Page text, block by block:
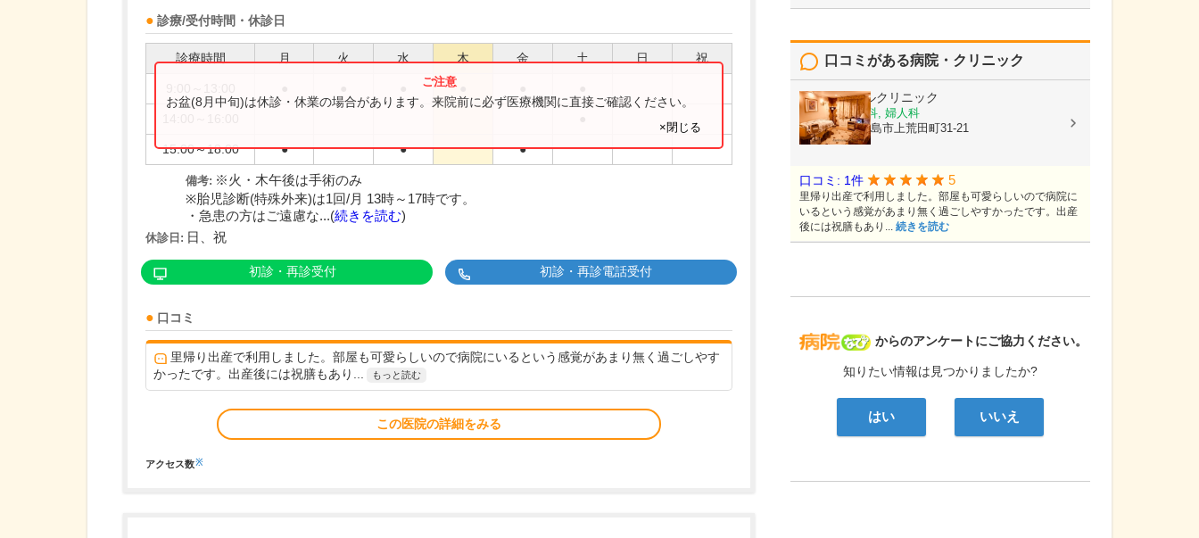
診療/受付時間・休診日
診療時間 月 火 水 木 金 土 日 祝
15:00～18:00 ● ● ●
お盆(8月中旬)は休診・休業の場合があります。来院前に必ず医療機関に直接ご確認ください。
×閉じる
備考: ※火・木午後は手術のみ
※胎児診断(特殊外来)は1回/月 13時～17時です。
・急患の方はご遠慮な...(続きを読む)
休診日: 日、祝
初診・再診受付 初診・再診電話受付
口コミ
里帰り出産で利用しました。部屋も可愛らしいので病院にいるという感覚があまり無く過ごしやす
かったです。出産後には祝膳もあり...
もっと読む
この医院の詳細をみる
アクセス数※
病院なび
からのアンケートにご協力ください。
知りたい情報は見つかりましたか?
はい いいえ
口コミがある病院・クリニック
平野エンゼルクリニック
産婦人科, 産科, 婦人科
鹿児島県鹿児島市上荒田町31-21
口コミ: 1件 5
里帰り出産で利用しました。部屋も可愛らしいので病院に
いるという感覚があまり無く過ごしやすかったです。出産
後には祝膳もあり... 続きを読む